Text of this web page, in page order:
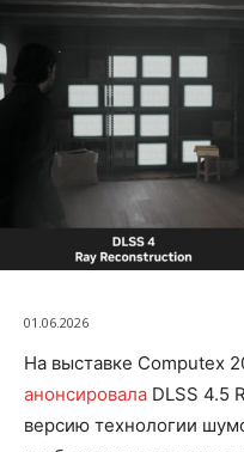
01.06.2026
На выставке Computex
анонсировала DLSS 4.5
версию технологии